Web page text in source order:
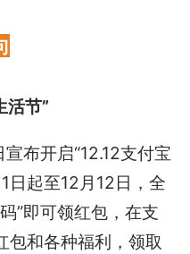
活节”
布开启“12.12支付宝
日起至12月12日，全
”即可领红包，在支
包和各种福利，领取